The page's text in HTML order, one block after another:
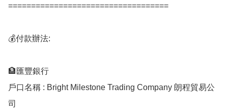
===================================
💰付款辦法:
🏦匯豐銀行
戶口名稱 : Bright Milestone Trading Company 朗程貿易公
司